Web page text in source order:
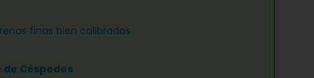
finas bien calibradas
de Céspedes